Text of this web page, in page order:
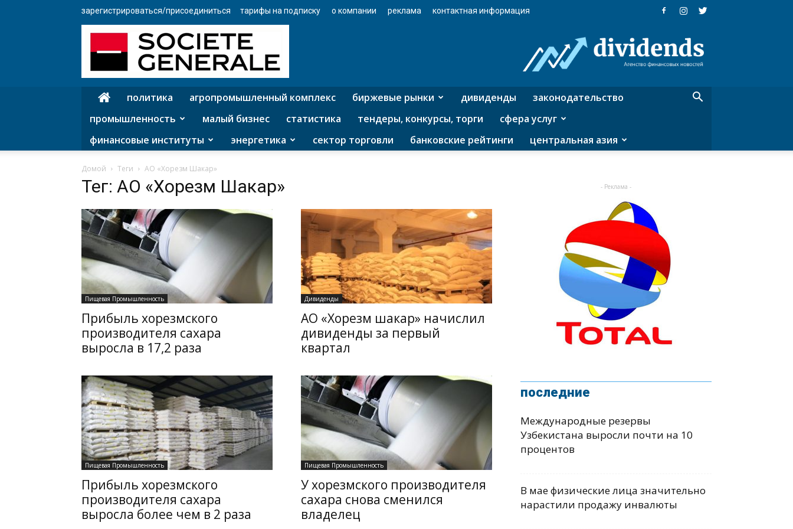
зарегистрироваться/присоединиться тарифы на подписку о компании реклама контактная информация
агентство
финансовых
политика агропромышленный комплекс биржевые рынки дивиденды
законодательство
промышленность
малый бизнес статистика тендеры, конкурсы, торги
сфера услуг
финансовые институты
энергетика сектор торговли банковские рейтинги центральная азия
Домой Теги АО «Хорезм Шакар»
Тег: АО «Хорезм Шакар»
Пищевая Промышленность
Прибыль хорезмского
производителя сахара
выросла в 17,2 раза
Дивиденды
АО «Хорезм шакар» начислил
дивиденды за первый
квартал
Пищевая Промышленность
Прибыль хорезмского
производителя сахара
выросла более чем в 2 раза
Пищевая Промышленность
У хорезмского производителя
сахара снова сменился
владелец
- Реклама -
последние
Международные резервы
Узбекистана выросли почти на 10
процентов
В мае физические лица значительно
нарастили продажу инвалюты